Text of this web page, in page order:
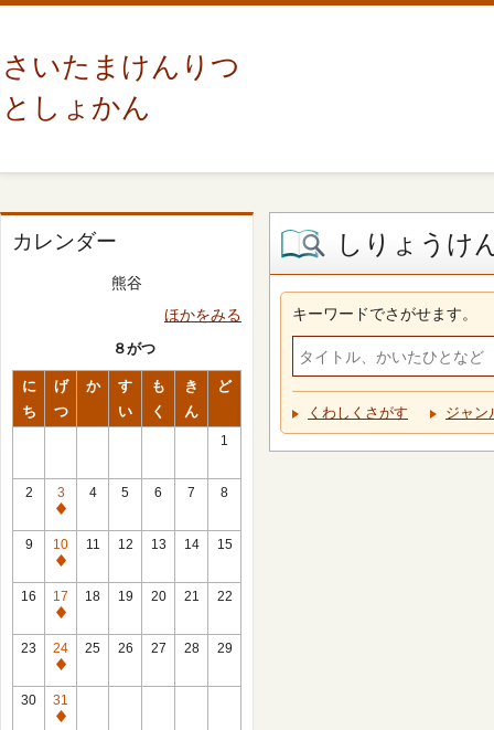
さいたまけんりつ
としょかん
カレンダー
熊谷
ほかをみる
８がつ
に
ち
げ
つ
か
す
い
も
く
き
ん
ど
1
2
3
休
館
日
4 5 6 7 8
9
10
休
館
日
11 12 13 14 15
16
17
休
館
日
18 19 20 21 22
23
24
休
館
日
25 26 27 28 29
30
31
休
しりょうけ
キーワードでさがせます。
くわしくさがす ジャン